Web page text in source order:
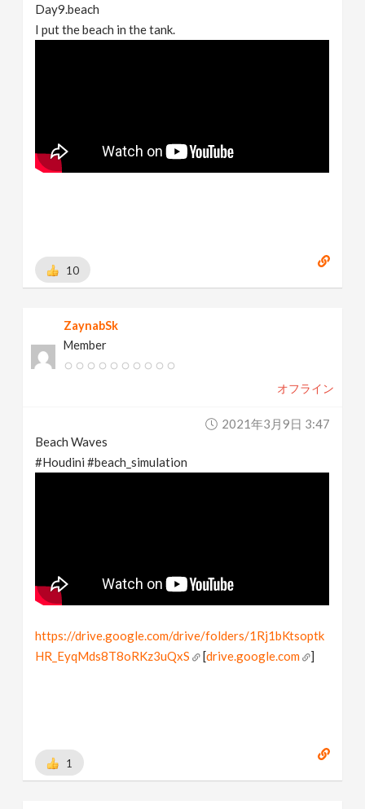
Day9.beach
I put the beach in the tank.
10
ZaynabSk
Member
オフライン
2021年3月9日 3:47
Beach Waves
#Houdini #beach_simulation
https://drive.google.com/drive/folders/1Rj1bKtsoptk
HR_EyqMds8T8oRKz3uQxS
[drive.google.com ]
1